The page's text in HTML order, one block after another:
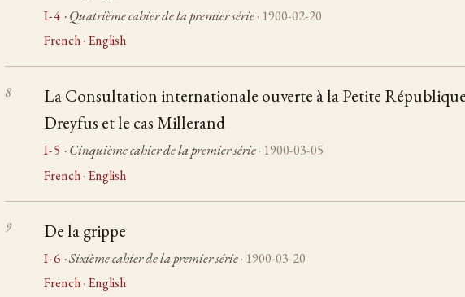
I-4 · Quatrième cahier de la premier série · 1900-02-20
French · English
La Consultation internationale ouverte à la Petite
Dreyfus et le cas Millerand
I-5 · Cinquième cahier de la premier série · 1900-03-05
French · English
De la grippe
I-6 · Sixième cahier de la premier série · 1900-03-20
French · English